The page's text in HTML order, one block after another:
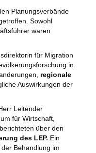
Planungsverbände
Sowohl
waren
für Migration
in
regionale
Auswirkungen der
Leitender
für Wirtschaft,
über den
des LEP. Ein
Behandlung im